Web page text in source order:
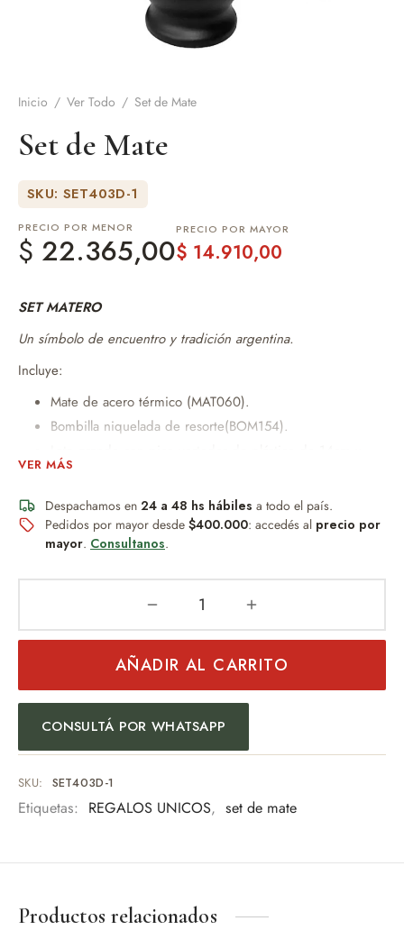
Inicio / Ver Todo / Set de Mate
Set de Mate
SKU: SET403D-1
PRECIO POR MENOR
$ 22.365,00
PRECIO POR MAYOR
$ 14.910,00
SET MATERO
Un símbolo de encuentro y tradición argentina.
Incluye:
Mate de acero térmico (MAT060).
Bombilla niquelada de resorte(BOM154).
8dm.
Lata mediana con pico vertedor de plástico de 10cm x
8dm
Posibilidad de personalización con grabado Laser
Un obsequio distinguido que combina diseño, practicidad y
Ideal para:
Regalo empresarial
Uso personal
Eventos especiales
Amantes del mate
tradición.
VER MÁS
Despachamos en 24 a 48 hs hábiles a todo el país.
Pedidos por mayor desde $400.000: accedés al precio por
mayor. Consultanos.
AÑADIR AL CARRITO
CONSULTÁ POR WHATSAPP
SKU: SET403D-1
Etiquetas: REGALOS UNICOS, set de mate
Productos relacionados
y accesorios